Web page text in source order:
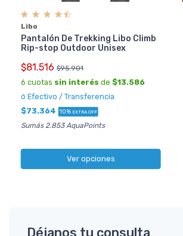
Libo
Pantalón De Trekking Libo Climb
Rip-stop Outdoor Unisex
$81.516 $95.901
6 cuotas sin interés de $13.586
ó Efectivo / Transferencia
$73.364 10% EXTRA OFF
Sumás 2.853 AquaPoints
Ver opciones
Déjanos tu consulta